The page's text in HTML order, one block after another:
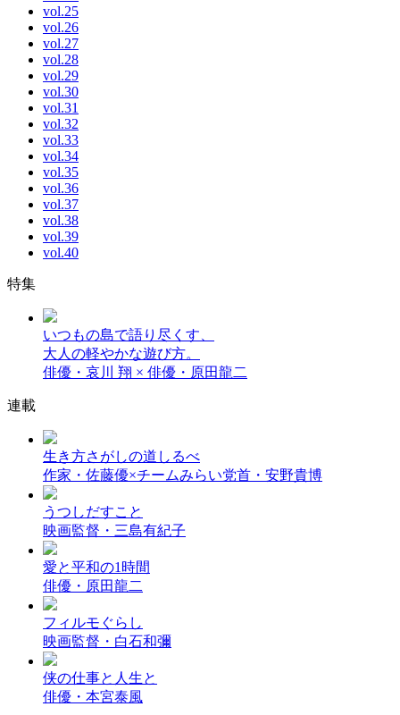
vol.25
vol.26
vol.27
vol.28
vol.29
vol.30
vol.31
vol.32
vol.33
vol.34
vol.35
vol.36
vol.37
vol.38
vol.39
vol.40
特集
いつもの島で語り尽くす、
大人の軽やかな遊び方。
俳優・哀川 翔 × 俳優・原田龍二
連載
生き方さがしの道しるべ
作家・佐藤優×チームみらい党首・安野貴博
うつしだすこと
映画監督・三島有紀子
愛と平和の1時間
俳優・原田龍二
フィルモぐらし
映画監督・白石和彌
侠の仕事と人生と
俳優・本宮泰風